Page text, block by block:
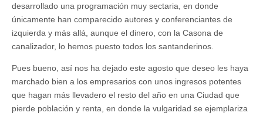
desarrollado una programación muy sectaria, en donde
únicamente han comparecido autores y conferenciantes de
izquierda y más allá, aunque el dinero, con la Casona de
canalizador, lo hemos puesto todos los santanderinos.
Pues bueno, así nos ha dejado este agosto que deseo les haya
marchado bien a los empresarios con unos ingresos potentes
que hagan más llevadero el resto del año en una Ciudad que
pierde población y renta, en donde la vulgaridad se ejemplariza